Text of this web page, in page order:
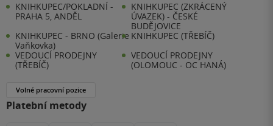
KNIHKUPEC/POKLADNÍ -
PRAHA 5, ANDĚL
KNIHKUPEC (ZKRÁCENÝ
ÚVAZEK) - ČESKÉ
BUDĚJOVICE
KNIHKUPEC - BRNO (Galerie
Vaňkovka)
KNIHKUPEC (TŘEBÍČ)
VEDOUCÍ PRODEJNY
(TŘEBÍČ)
VEDOUCÍ PRODEJNY
(OLOMOUC - OC HANÁ)
Volné pracovní pozice
Platební metody